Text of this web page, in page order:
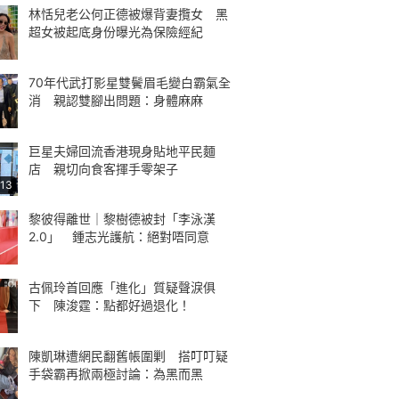
林恬兒老公何正德被爆背妻攬女 黑
超女被起底身份曝光為保險經紀
70年代武打影星雙鬢眉毛變白霸氣全
消 親認雙腳出問題：身體麻麻
巨星夫婦回流香港現身貼地平民麵
店 親切向食客揮手零架子
黎彼得離世｜黎樹德被封「李泳漢
2.0」 鍾志光護航：絕對唔同意
古佩玲首回應「進化」質疑聲淚俱
下 陳浚霆：點都好過退化！
陳凱琳遭網民翻舊帳圍剿 搭叮叮疑
手袋霸再掀兩極討論：為黑而黑